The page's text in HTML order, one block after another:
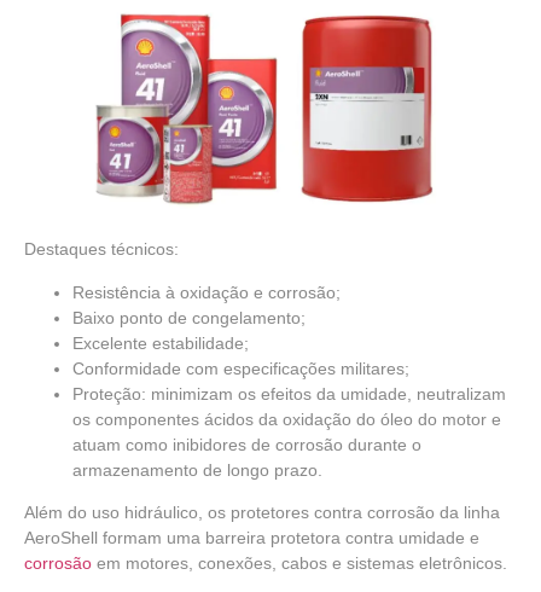
Destaques técnicos:
Resistência à oxidação e corrosão;
Baixo ponto de congelamento;
Excelente estabilidade;
Conformidade com especificações militares;
Proteção: minimizam os efeitos da umidade, neutralizam
os componentes ácidos da oxidação do óleo do motor e
atuam como inibidores de corrosão durante o
armazenamento de longo prazo.
Além do uso hidráulico, os protetores contra corrosão da linha
AeroShell formam uma barreira protetora contra umidade e
corrosão em motores, conexões, cabos e sistemas eletrônicos.